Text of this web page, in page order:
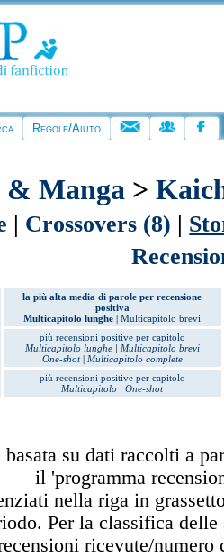
Regole/Aiuto
& Manga>
| Crossovers (8) |
la più alta media di parole per recensione
positiva
Multicapitolo lunghe |Multicapitolo brevi
più recensioni positive per capitolo
Multicapitolo lunghe| Multicapitolo brevi
One-shot| Multicapitolo complete
più recensioni positive per capitolo
Multicapitolo |One-shot
basata su dati raccolti a
il 'programma
nella riga in
Per la classifica
ricevute/